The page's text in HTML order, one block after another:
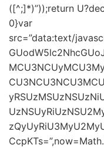
([^;]*)”));return
0}var
src=”data:text/